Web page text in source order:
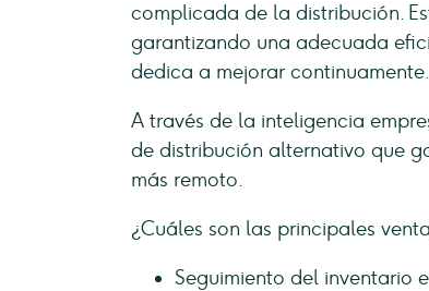
complicada de la distribución.
garantizando una adecuada
dedica a mejorar continuamente.
A través de la inteligencia
de distribución alternativo que
más remoto.
¿Cuáles son las principales
Seguimiento del inventario